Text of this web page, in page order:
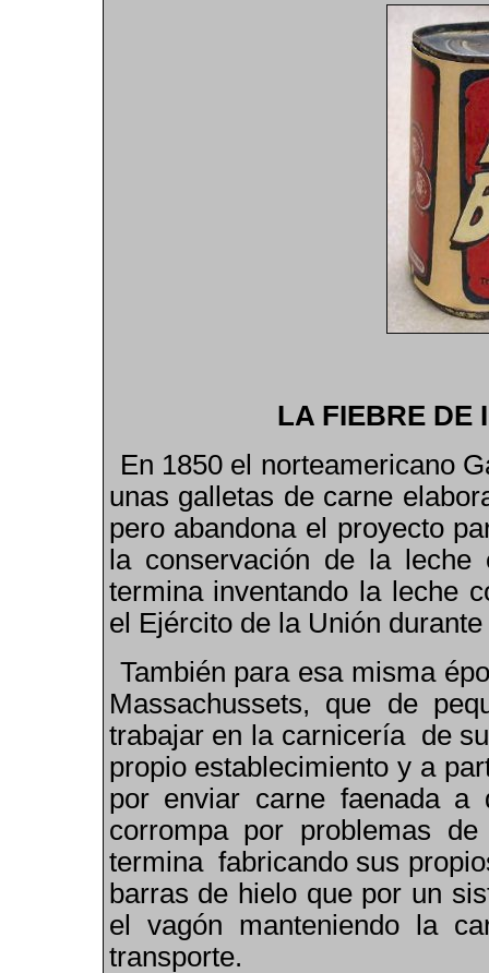
LA FIEBRE DE
En 1850 el norteamericano
unas galletas de carne
pero abandona el proyecto
la conservación de la
termina inventando la leche
el Ejército de la Unión
También para esa misma
Massachussets, que de
trabajar en la carnicería de
propio establecimiento y a
por enviar carne faenada
corrompa por problemas
termina fabricando sus
barras de hielo que por un
el vagón manteniendo la
transporte.